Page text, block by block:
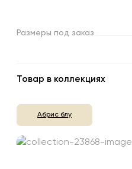
Размеры под заказ
Товар в коллекциях
Абрис блу